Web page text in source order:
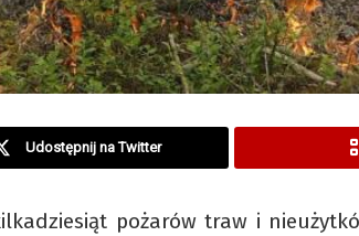
Udostępnij na Twitter
pożarów traw i